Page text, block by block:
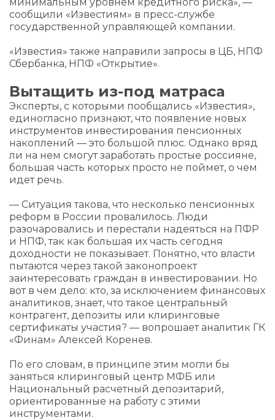
сообщили «Известиям» в пресс-службе
государственной управляющей компании.
«Известия» также направили запросы в ЦБ, НПФ
Сбербанка, НПФ «Открытие».
Вытащить из-под матраса
Эксперты, с которыми пообщались «Известия»,
единогласно признают, что появление новых
инструментов инвестирования пенсионных
накоплений — это большой плюс. Однако вряд
ли на нем смогут заработать простые россияне,
большая часть которых просто не поймет, о чем
идет речь.
— Ситуация такова, что несколько пенсионных
реформ в России провалилось. Люди
разочаровались и перестали надеяться на ПФР
и НПФ, так как большая их часть сегодня
доходности не показывает. Понятно, что власти
пытаются через такой законопроект
заинтересовать граждан в инвестировании. Но
вот в чем дело: кто, за исключением финансовых
аналитиков, знает, что такое центральный
контрагент, депозиты или клиринговые
сертификаты участия? — вопрошает аналитик ГК
«Финам» Алексей Коренев.
По его словам, в принципе этим могли бы
заняться клиринговый центр МФБ или
Национальный расчетный депозитарий,
ориентированные на работу с этими
инструментами.